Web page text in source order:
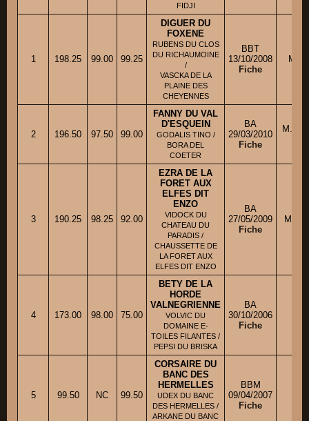
FIDJI
1 198.25 99.00 99.25
DIGUER DU
FOXENE
RUBENS DU CLOS
DU RICHAUMOINE
/
VASCKA DE LA
PLAINE DES
CHEYENNES
BBT
13/10/2008
Fiche
M.
2 196.50 97.50 99.00
FANNY DU VAL
D'ESQUEIN
GODALIS TINO /
BORA DEL
COETER
BA
29/03/2010
Fiche
M.
3 190.25 98.25 92.00
EZRA DE LA
FORET AUX
ELFES DIT
ENZO
VIDOCK DU
CHATEAU DU
PARADIS /
CHAUSSETTE DE
LA FORET AUX
ELFES DIT ENZO
BA
27/05/2009
Fiche
M.
4 173.00 98.00 75.00
BETY DE LA
HORDE
VALNEGRIENNE
VOLVIC DU
DOMAINE E-
TOILES FILANTES /
PEPSI DU BRISKA
BA
30/10/2006
Fiche
5 99.50 NC 99.50
CORSAIRE DU
BANC DES
HERMELLES
UDEX DU BANC
DES HERMELLES /
ARKANE DU BANC
BBM
09/04/2007
Fiche